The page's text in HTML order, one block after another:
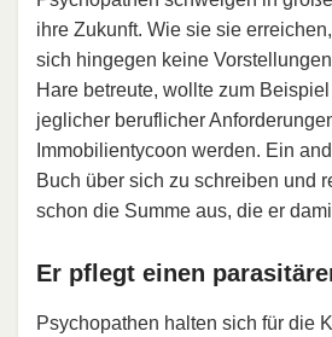
ihre Zukunft. Wie sie sie
sich hingegen keine
Hare betreute, wollte zum
jeglicher beruflicher
Immobilientycoon werden. Ein
Buch über sich zu schreiben und
schon die Summe aus, die er
Er pflegt einen
Psychopathen halten sich für die